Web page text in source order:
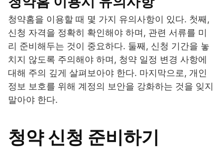
청약홈을 이용할 때 몇 가지 유의사항이 있다. 첫째,
신청 자격을 정확히 확인해야 하며, 관련 서류를 미
리 준비해두는 것이 중요하다. 둘째, 신청 기간을 놓
치지 않도록 주의해야 하며, 청약 일정 변경 사항에
대해 주의 깊게 살펴보아야 한다. 마지막으로, 개인
정보 보호를 위해 계정의 보안을 강화하는 것을 잊지
말아야 한다.
청약 신청 준비하기